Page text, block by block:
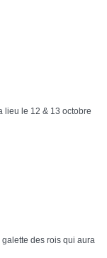
lieu le 12 & 13 octobre
des rois qui aura